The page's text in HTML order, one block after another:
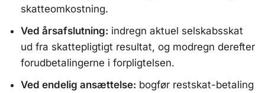
skatteomkostning.
Ved årsafslutning: indregn aktuel selskabsskat
ud fra skattepligtigt resultat, og modregn derefter
forudbetalingerne i forpligtelsen.
Ved endelig ansættelse: bogfør restskat-betaling